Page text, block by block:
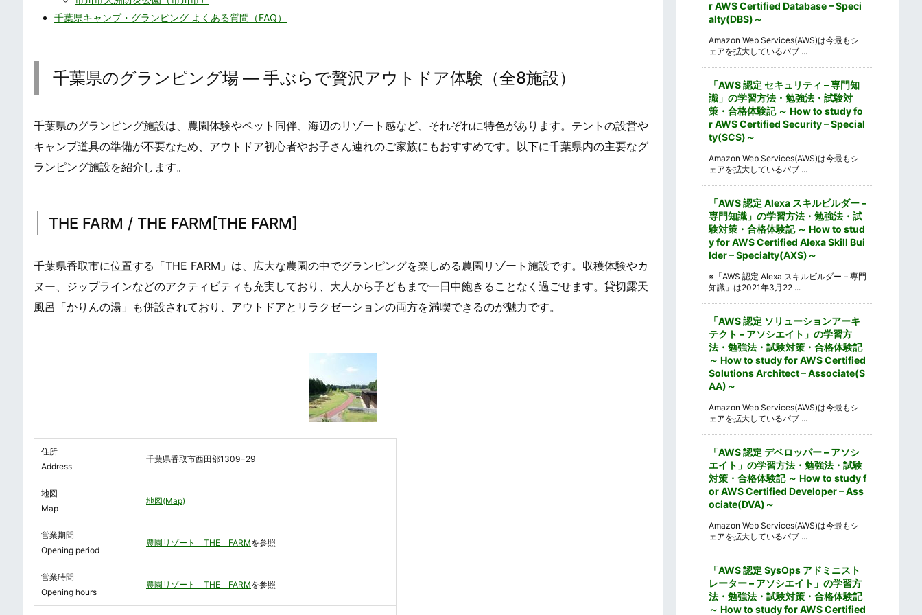
千葉県キャンプ・グランピング よくある質問（FAQ）
千葉県のグランピング場 ― 手ぶらで贅沢アウトドア体験（全8施設）
千葉県のグランピング施設は、農園体験やペット同伴、海辺のリゾート感など、それぞれに特色があります。テントの設営や
キャンプ道具の準備が不要なため、アウトドア初心者やお子さん連れのご家族にもおすすめです。以下に千葉県内の主要なグ
ランピング施設を紹介します。
THE FARM / THE FARM[THE FARM]
千葉県香取市に位置する「THE FARM」は、広大な農園の中でグランピングを楽しめる農園リゾート施設です。収穫体験やカ
ヌー、ジップラインなどのアクティビティも充実しており、大人から子どもまで一日中飽きることなく過ごせます。貸切露天
風呂「かりんの湯」も併設されており、アウトドアとリラクゼーションの両方を満喫できるのが魅力です。
住所
Address
千葉県香取市西田部1309−29
地図
Map
地図(Map)
営業期間
Opening period
農園リゾート THE FARMを参照
営業時間
Opening hours
農園リゾート THE FARMを参照
r AWS Certified Database – Speci
alty(DBS)～
Amazon Web Services(AWS)は今最もシ
ェアを拡大しているパブ ...
「AWS 認定 セキュリティ – 専門知
識」の学習方法・勉強法・試験対
策・合格体験記 ～ How to study fo
r AWS Certified Security – Special
ty(SCS)～
Amazon Web Services(AWS)は今最もシ
ェアを拡大しているパブ ...
「AWS 認定 Alexa スキルビルダー –
専門知識」の学習方法・勉強法・試
験対策・合格体験記 ～ How to stud
y for AWS Certified Alexa Skill Bui
lder – Specialty(AXS)～
※「AWS 認定 Alexa スキルビルダー – 専門
知識」は2021年3月22 ...
「AWS 認定 ソリューションアーキ
テクト – アソシエイト」の学習方
法・勉強法・試験対策・合格体験記
～ How to study for AWS Certified
Solutions Architect – Associate(S
AA)～
Amazon Web Services(AWS)は今最もシ
ェアを拡大しているパブ ...
「AWS 認定 デベロッパー – アソシ
エイト」の学習方法・勉強法・試験
対策・合格体験記 ～ How to study f
or AWS Certified Developer – Ass
ociate(DVA)～
Amazon Web Services(AWS)は今最もシ
ェアを拡大しているパブ ...
「AWS 認定 SysOps アドミニスト
レーター – アソシエイト」の学習方
法・勉強法・試験対策・合格体験記
～ How to study for AWS Certified